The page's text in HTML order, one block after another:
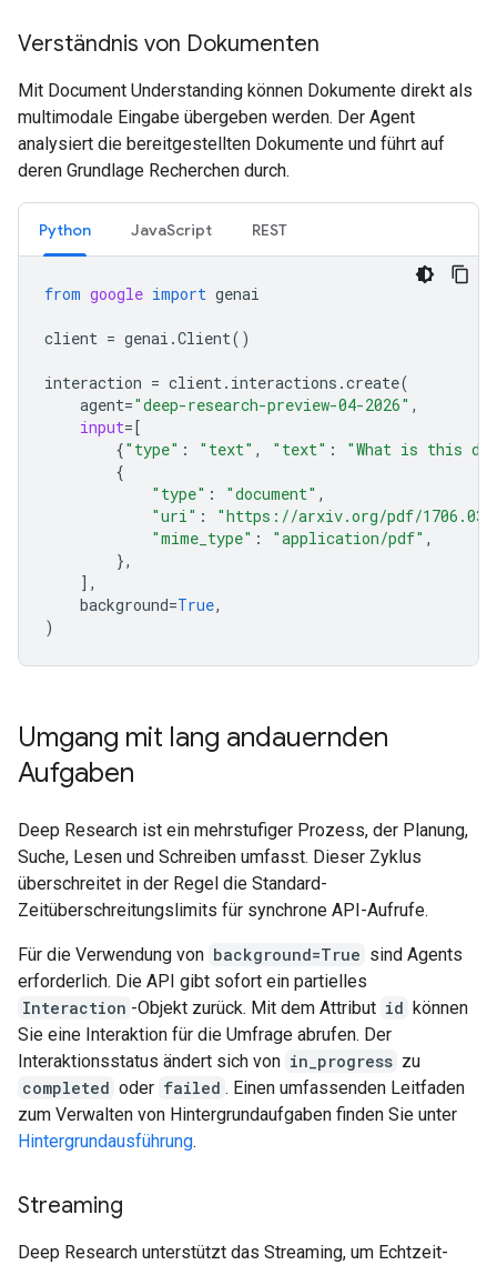
Verständnis von Dokumenten
Mit Document Understanding können Dokumente direkt als
multimodale Eingabe übergeben werden. Der Agent
analysiert die bereitgestellten Dokumente und führt auf
deren Grundlage Recherchen durch.
Python JavaScript REST
from google import genai
client = genai .Client()
interaction = client. interactions .create(
agent="deep-research-preview-04-2026" ,
input=[
{"type" : "text" , "text" :
"What is this
{
"type" : "document" ,
"uri" :
"https://arxiv.org/pdf/
"mime_type" : "application/pdf" ,
},
],
background=True,
)
Umgang mit lang andauernden
Aufgaben
Deep Research ist ein mehrstufiger Prozess, der Planung,
Suche, Lesen und Schreiben umfasst. Dieser Zyklus
überschreitet in der Regel die Standard-
Zeitüberschreitungslimits für synchrone API-Aufrufe.
Für die Verwendung von background=True sind Agents
erforderlich. Die API gibt sofort ein partielles
Interaction -Objekt zurück. Mit dem Attribut id können
Sie eine Interaktion für die Umfrage abrufen. Der
Interaktionsstatus ändert sich von in_progress zu
completed oder failed . Einen umfassenden Leitfaden
zum Verwalten von Hintergrundaufgaben finden Sie unter
Hintergrundausführung.
Streaming
Deep Research unterstützt das Streaming, um Echtzeit-